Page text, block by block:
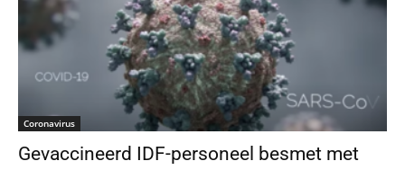
Coronavirus
Gevaccineerd IDF-personeel besmet met